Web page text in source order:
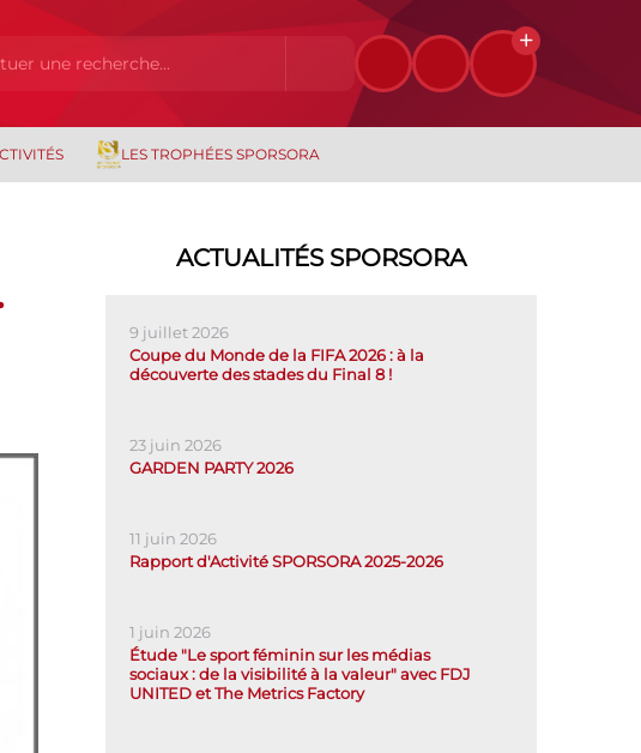
LES TROPHÉES SPORSORA
ACTUALITÉS SPORSORA
9 juillet 2026
Coupe du Monde de la FIFA 2026 : à la
découverte des stades du Final 8 !
23 juin 2026
GARDEN PARTY 2026
11 juin 2026
Rapport d'Activité SPORSORA 2025-2026
1 juin 2026
Étude "Le sport féminin sur les médias
sociaux : de la visibilité à la valeur" avec FDJ
UNITED et The Metrics Factory